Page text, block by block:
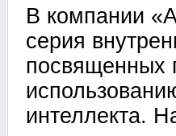
В компании
серия
посвященных
интеллекта.